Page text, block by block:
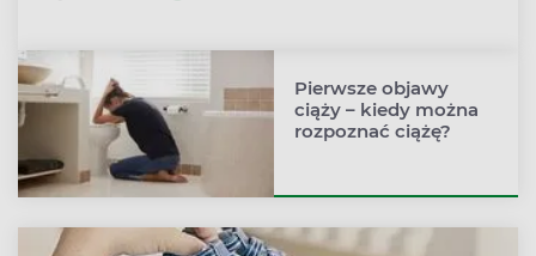
Rozwiń podmenu
Pierwsze objawy
ciąży – kiedy można
rozpoznać ciążę?